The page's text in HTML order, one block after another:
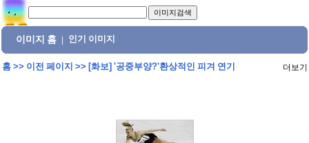
이미지 홈 인기 이미지
홈>> 이전 페이지 >> [화보] '공중부양?'환상적인 피겨 연기 더보기